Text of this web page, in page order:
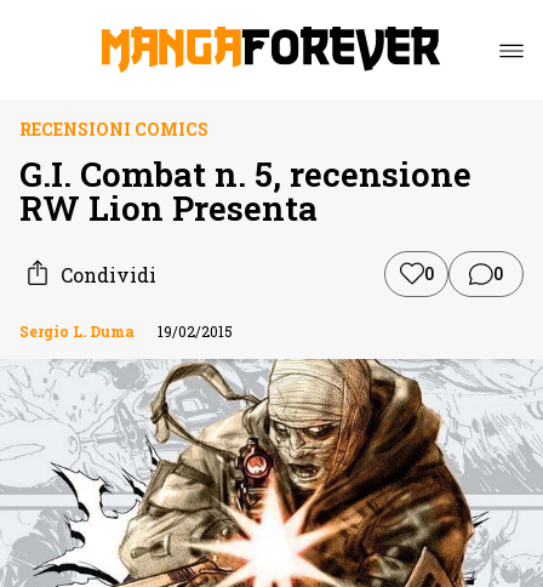
RECENSIONI COMICS
G.I. Combat n. 5, recensione
RW Lion Presenta
Condividi 0 0
Sergio L. Duma 19/02/2015